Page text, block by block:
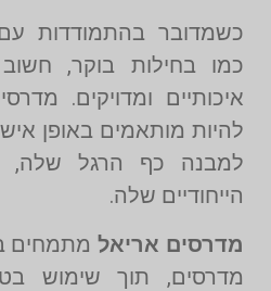
כשמדובר בהתמודדות
כמו בחילות בוקר,
איכותיים ומדויקים.
להיות מותאמים באופן
למבנה כף הרגל שלה,
הייחודיים שלה.
מדרסים אריאלמתמחים
מדרסים, תוך שימוש